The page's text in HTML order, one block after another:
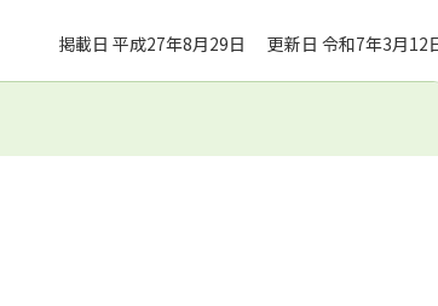
掲載日 平成27年8月29日 更新日 令和7年3月12